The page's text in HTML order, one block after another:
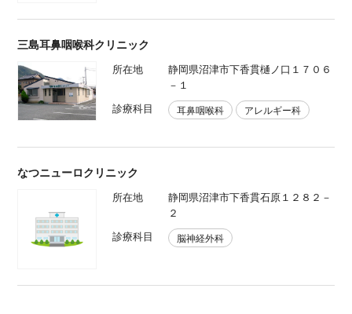
三島耳鼻咽喉科クリニック
所在地
静岡県沼津市下香貫樋ノ口１７０６
－１
診療科目
耳鼻咽喉科 アレルギー科
なつニューロクリニック
所在地
静岡県沼津市下香貫石原１２８２－
２
診療科目
脳神経外科